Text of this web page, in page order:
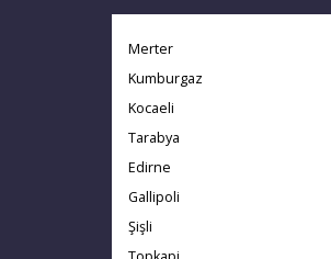
Merter
Kumburgaz
Kocaeli
Tarabya
Edirne
Gallipoli
Şişli